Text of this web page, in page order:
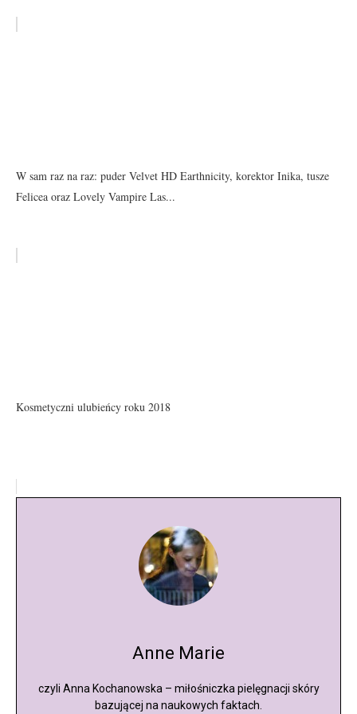
W sam raz na raz: puder Velvet HD Earthnicity, korektor Inika, tusze
Felicea oraz Lovely Vampire Las...
Kosmetyczni ulubieńcy roku 2018
Anne Marie
czyli Anna Kochanowska – miłośniczka pielęgnacji skóry
bazującej na naukowych faktach.